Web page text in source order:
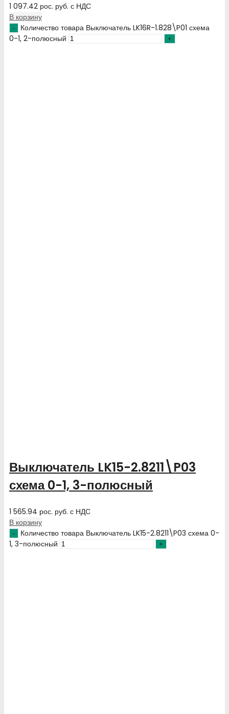
1 097.42 рос. руб. с НДС
В корзину
Количество товара Выключатель LK16R-1.828\P01 схема
0-1, 2-полюсный
Выключатель LK15-2.8211\P03
схема 0-1, 3-полюсный
1 565.94 рос. руб. с НДС
В корзину
Количество товара Выключатель LK15-2.8211\P03 схема 0-
1, 3-полюсный